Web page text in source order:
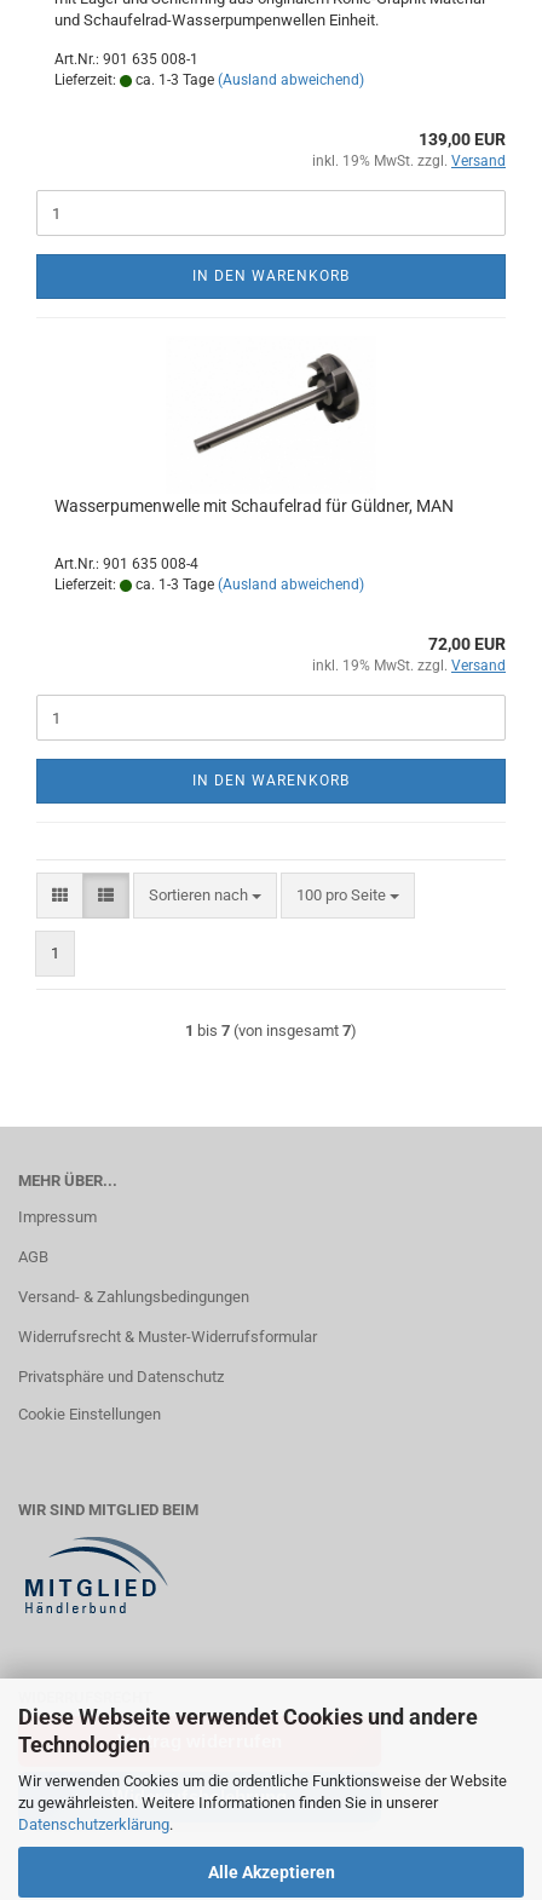
Diese Webseite verwendet Cookies und andere
Technologien
Wir verwenden Cookies um die ordentliche Funktionsweise der Website
zu gewährleisten. Weitere Informationen finden Sie in unserer
Datenschutzerklärung.
Alle Akzeptieren
und Schaufelrad-Wasserpumpenwellen Einheit.
Art.Nr.: 901 635 008-1
Lieferzeit:
ca. 1-3 Tage (Ausland abweichend)
139,00 EUR
inkl. 19% MwSt. zzgl. Versand
IN DEN WARENKORB
Wasserpumenwelle mit Schaufelrad für Güldner, MAN
Art.Nr.: 901 635 008-4
Lieferzeit:
ca. 1-3 Tage (Ausland abweichend)
72,00 EUR
inkl. 19% MwSt. zzgl. Versand
IN DEN WARENKORB
Sortieren nach
Sortieren nach 100 pro Seite
pro Seite
1
1 bis 7 (von insgesamt 7)
MEHR ÜBER...
Impressum
AGB
Versand- & Zahlungsbedingungen
Widerrufsrecht & Muster-Widerrufsformular
Privatsphäre und Datenschutz
Cookie Einstellungen
WIR SIND MITGLIED BEIM
Vertrag widerrufen
Widerrufsbelehrung